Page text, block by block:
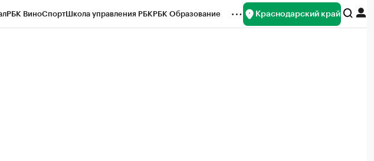
РБК ВиноСпортШкола управления РБКРБК Образование Краснодарский край